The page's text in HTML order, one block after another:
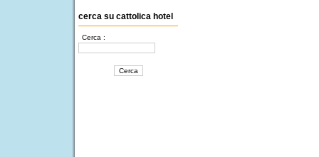
cerca su cattolica hotel
Cerca :